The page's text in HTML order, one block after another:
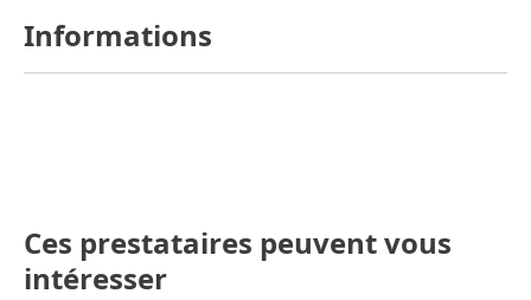
Informations
Ces prestataires peuvent vous
intéresser